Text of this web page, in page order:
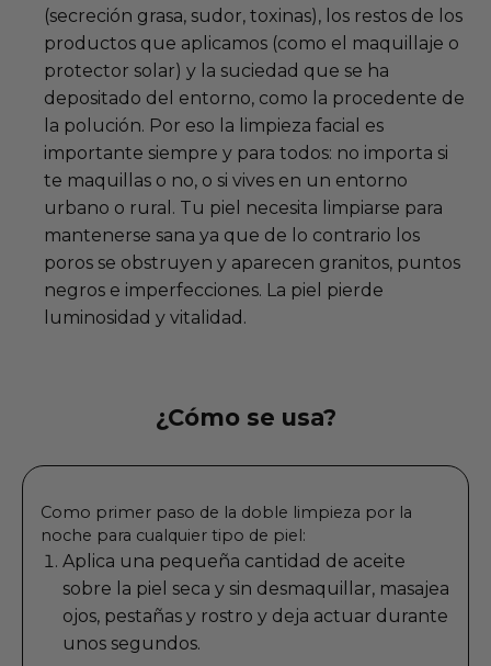
(secreción grasa, sudor, toxinas), los restos de los
productos que aplicamos (como el maquillaje o
protector solar) y la suciedad que se ha
depositado del entorno, como la procedente de
la polución. Por eso la limpieza facial es
importante siempre y para todos: no importa si
te maquillas o no, o si vives en un entorno
urbano o rural. Tu piel necesita limpiarse para
mantenerse sana ya que de lo contrario los
poros se obstruyen y aparecen granitos, puntos
negros e imperfecciones. La piel pierde
luminosidad y vitalidad.
¿Cómo se usa?
Como primer paso de la doble limpieza por la
noche para cualquier tipo de piel:
Aplica una pequeña cantidad de aceite
sobre la piel seca y sin desmaquillar, masajea
ojos, pestañas y rostro y deja actuar durante
unos segundos.